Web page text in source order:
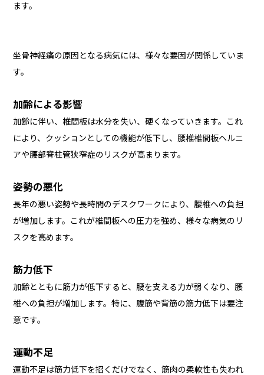
ます。
坐骨神経痛の原因となる病気には、様々な要因が関係していま
す。
加齢による影響
加齢に伴い、椎間板は水分を失い、硬くなっていきます。これ
により、クッションとしての機能が低下し、腰椎椎間板ヘルニ
アや腰部脊柱管狭窄症のリスクが高まります。
姿勢の悪化
長年の悪い姿勢や長時間のデスクワークにより、腰椎への負担
が増加します。これが椎間板への圧力を強め、様々な病気のリ
スクを高めます。
筋力低下
加齢とともに筋力が低下すると、腰を支える力が弱くなり、腰
椎への負担が増加します。特に、腹筋や背筋の筋力低下は要注
意です。
運動不足
運動不足は筋力低下を招くだけでなく、筋肉の柔軟性も失われ